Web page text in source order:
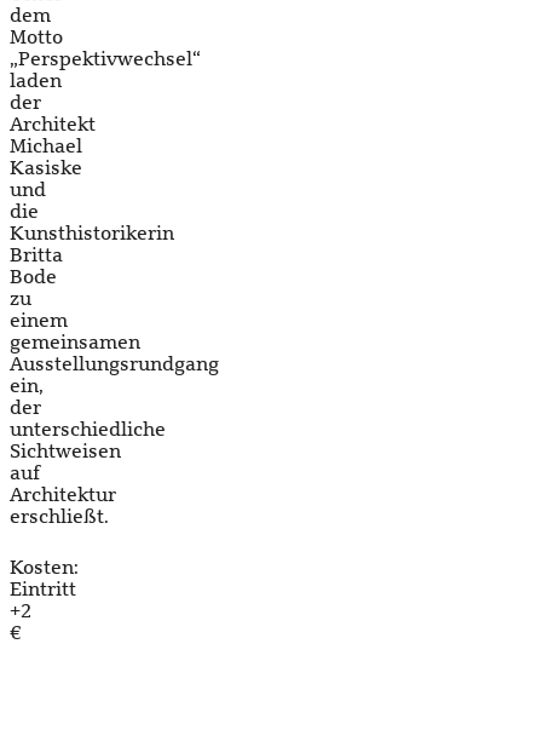
dem
Motto
„Perspektivwechsel“
laden
der
Architekt
Michael
Kasiske
und
die
Kunsthistorikerin
Britta
Bode
zu
einem
gemeinsamen
Ausstellungsrundgang
ein,
der
unterschiedliche
Sichtweisen
auf
Architektur
erschließt.
Kosten:
Eintritt
+2
€